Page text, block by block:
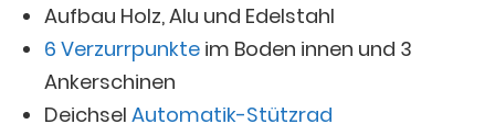
Aufbau Holz, Alu und Edelstahl
6 Verzurrpunkte im Boden innen und 3
Ankerschinen
DeichselAutomatik-Stützrad